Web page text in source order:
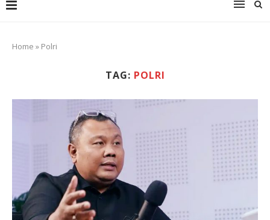
Home » Polri
TAG: POLRI